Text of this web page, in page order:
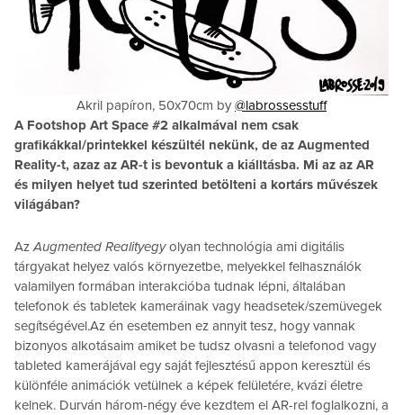
Akril papíron, 50x70cm by @labrossesstuff
A Footshop Art Space #2 alkalmával nem csak
grafikákkal/printekkel készültél nekünk, de az Augmented
Reality-t, azaz az AR-t is bevontuk a kiálltásba. Mi az az AR
és milyen helyet tud szerinted betölteni a kortárs művészek
világában?
AzAugmented Realityegyolyan technológia ami digitális
tárgyakat helyez valós környezetbe, melyekkel felhasználók
valamilyen formában interakcióba tudnak lépni, általában
telefonok és tabletek kameráinak vagy headsetek/szemüvegek
segítségével.Az én esetemben ez annyit tesz, hogy vannak
bizonyos alkotásaim amiket be tudsz olvasni a telefonod vagy
tableted kamerájával egy saját fejlesztésű appon keresztül és
különféle animációk vetülnek a képek felületére, kvázi életre
kelnek. Durván három-négy éve kezdtem el AR-rel foglalkozni, a